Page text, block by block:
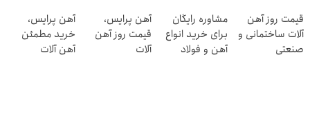
تابستون فقط در
یک هفته 📚
کنی! 👈🏻
پرسش‌نامه
قیمت روز آهن
آلات ساختمانی و
صنعتی
مشاوره رایگان
برای خرید انواع
آهن و فولاد
آهن پرایس،
قیمت روز آهن
آلات
آهن پرایس،
خرید مطمئن
آهن آلات